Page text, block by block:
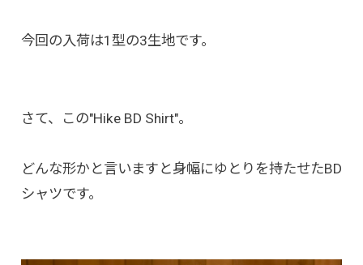
今回の入荷は1型の3生地です。
さて、この"Hike BD Shirt"。
どんな形かと言いますと身幅にゆとりを持たせたBD
シャツです。